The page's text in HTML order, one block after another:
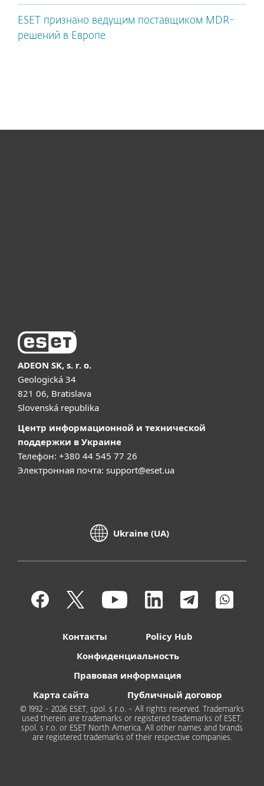
ESET признано ведущим поставщиком MDR-
решений в Европе
ADEON SK, s. r. o.
Geologická 34
821 06, Bratislava
Slovenská republika
Центр информационной и технической
поддержки в Украине
Телефон: +380 44 545 77 26
Электронная почта: support@eset.ua
Ukraine (UA)
Контакты
Policy Hub
Конфиденциальность
Правовая информация
Карта сайта
Публичный договор
© 1992 - 2026 ESET, spol. s r.o. - All rights reserved. Trademarks
used therein are trademarks or registered trademarks of ESET,
spol. s r.o. or ESET North America. All other names and brands
are registered trademarks of their respective companies.